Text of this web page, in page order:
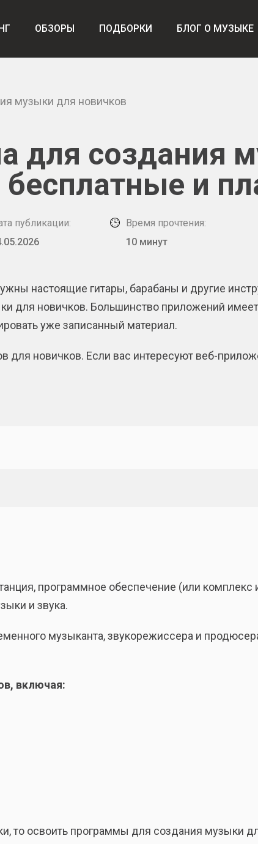
ОБЗОРЫ ПОДБОРКИ БЛОГ О МУЗЫКЕ
музыки для новичков
для создания
и
публикации:
Время прочтения:
10 минут
настоящие гитары, барабаны и другие
новичков. Большинство приложений имеет
уже записанный материал.
для новичков. Если вас интересуют веб-
программное обеспечение (или
и звука.
музыканта, звукорежиссера и
включая:
то освоить программы для создания музыки